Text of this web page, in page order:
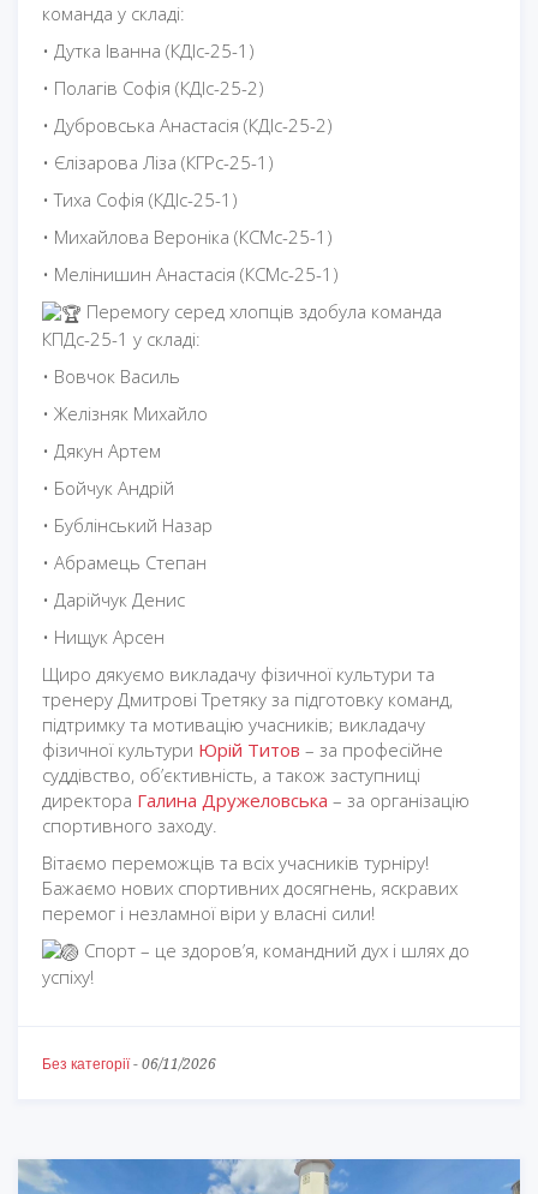
команда у складі:
• Дутка Іванна (КДІс-25-1)
• Полагів Софія (КДІс-25-2)
• Дубровська Анастасія (КДІс-25-2)
• Єлізарова Ліза (КГРс-25-1)
• Тиха Софія (КДІс-25-1)
• Михайлова Вероніка (КСМс-25-1)
• Мелінишин Анастасія (КСМс-25-1)
Перемогу серед хлопців здобула команда
КПДс-25-1 у складі:
• Вовчок Василь
• Желізняк Михайло
• Дякун Артем
• Бойчук Андрій
• Бублінський Назар
• Абрамець Степан
• Дарійчук Денис
• Нищук Арсен
Щиро дякуємо викладачу фізичної культури та
тренеру Дмитрові Третяку за підготовку команд,
підтримку та мотивацію учасників; викладачу
фізичної культури Юрій Титов – за професійне
суддівство, об’єктивність, а також заступниці
директора Галина Дружеловська – за організацію
спортивного заходу.
Вітаємо переможців та всіх учасників турніру!
Бажаємо нових спортивних досягнень, яскравих
перемог і незламної віри у власні сили!
Спорт – це здоров’я, командний дух і шлях до
успіху!
Без категорії- 06/11/2026